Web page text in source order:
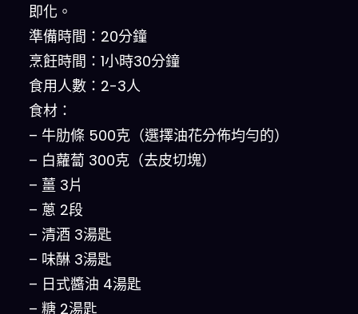
即化。
準備時間：20分鐘
烹飪時間：1小時30分鐘
食用人數：2-3人
食材：
– 牛肋條 500克（選擇油花分佈均勻的）
– 白蘿蔔 300克（去皮切塊）
– 薑 3片
– 蔥 2段
– 清酒 3湯匙
– 味醂 3湯匙
– 日式醬油 4湯匙
– 糖 2湯匙